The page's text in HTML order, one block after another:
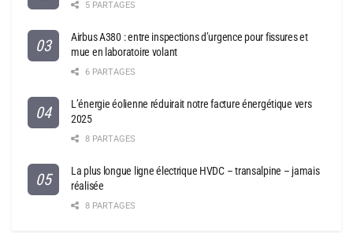
5 PARTAGES
Airbus A380 : entre inspections d’urgence pour fissures et
mue en laboratoire volant
6 PARTAGES
L’énergie éolienne réduirait notre facture énergétique vers
2025
8 PARTAGES
La plus longue ligne électrique HVDC – transalpine – jamais
réalisée
8 PARTAGES